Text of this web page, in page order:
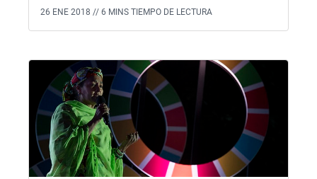
26 ENE 2018 // 6 MINS TIEMPO DE LECTURA